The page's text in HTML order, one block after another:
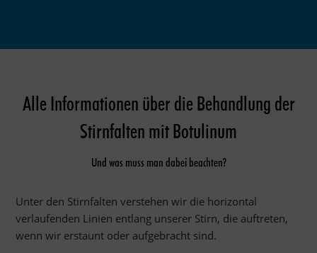
Alle Informationen über die Behandlung der
Stirnfalten mit Botulinum
Und was muss man dabei beachten?
Unter den Stirnfalten verstehen wir die horizontal
verlaufenden Linien entlang unserer Stirn, die auftreten,
wenn wir erstaunt oder aufgebracht sind.